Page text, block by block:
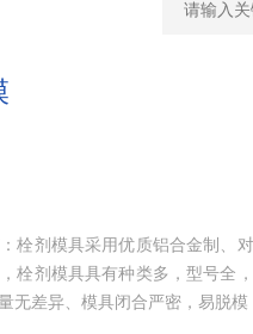
栓剂模具采用优质铝合金制、
栓剂模具具有种类多，型号全
无差异、模具闭合严密，易脱